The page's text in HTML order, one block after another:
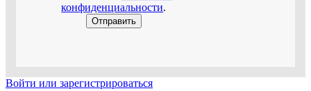
конфиденциальности.
Войти или зарегистрироваться